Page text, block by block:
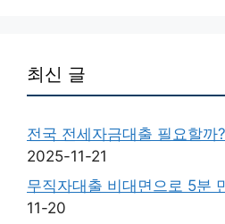
최신 글
전국 전세자금대출 필요할까
2025-11-21
무직자대출 비대면으로 5분
11-20